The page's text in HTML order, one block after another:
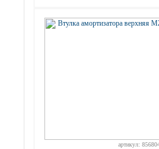
артикул: